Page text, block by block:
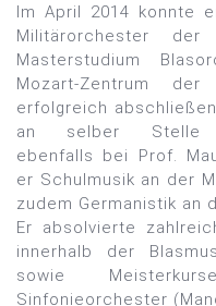
Im April 2014 konnte
Militärorchester
Masterstudium
Mozart-Zentrum
erfolgreich
an selber Stelle
ebenfalls bei Prof.
er Schulmusik an der
zudem Germanistik an
Er absolvierte
innerhalb der
sowie
Sinfonieorchester